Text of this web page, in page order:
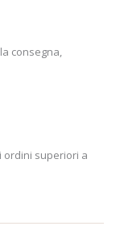
consegna,
ordini superiori a